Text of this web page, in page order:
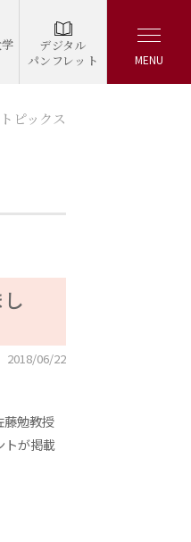
デジタル
パンフレット
MENU
ピックス
2018/06/22
藤勉教授
トが掲載